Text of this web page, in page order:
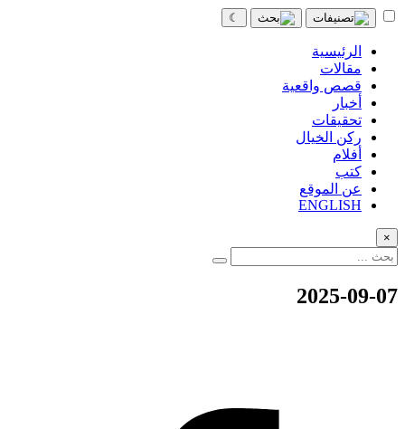
☾
الرئيسية
مقالات
قصص واقعية
أخبار
تحقيقات
ركن الخيال
أفلام
كتب
عن الموقع
ENGLISH
×
2025-09-07